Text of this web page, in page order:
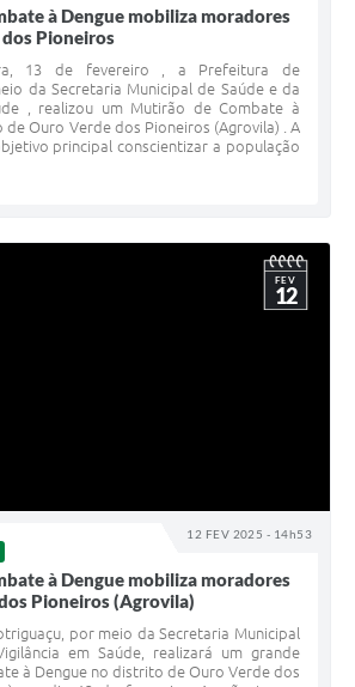
à Dengue mobiliza moradores
Pioneiros
13 de fevereiro , a Prefeitura de
da Secretaria Municipal de Saúde e da
, realizou um Mutirão de Combate à
de Ouro Verde dos Pioneiros (Agrovila) . A
principal conscientizar a população
12 FEV 2025 - 14h53
FEV
12
à Dengue mobiliza moradores
Pioneiros (Agrovila)
por meio da Secretaria Municipal
em Saúde, realizará um grande
à Dengue no distrito de Ouro Verde dos